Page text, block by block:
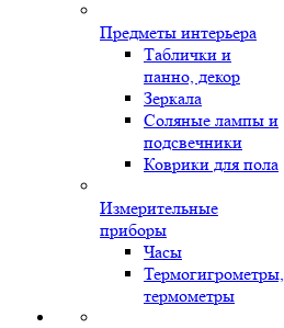
Предметы интерьера
Таблички и
панно, декор
Зеркала
Соляные лампы и
подсвечники
Коврики для пола
Измерительные
приборы
Часы
Термогигрометры,
термометры